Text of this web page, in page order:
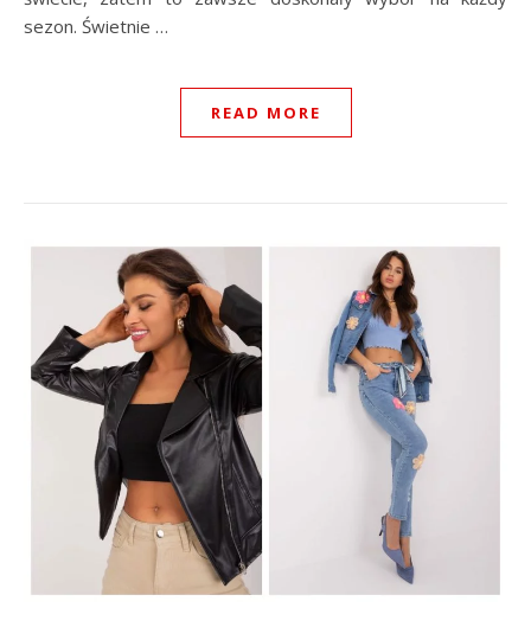
sezon. Świetnie …
READ MORE